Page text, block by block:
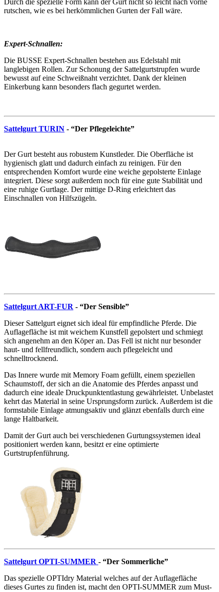
rutschen, wie es bei herkömmlichen Gurten der Fall wäre.
Expert-Schnallen:
Die BUSSE Expert-Schnallen bestehen aus Edelstahl mit
langlebigen Rollen. Zur Schonung der Sattelgurtstrupfen wurde
bewusst auf eine Schweißnaht verzichtet. Dank der kleinen
Einkerbung kann besonders flach gegurtet werden.
Sattelgurt TURIN - “Der Pflegeleichte”
Der Gurt besteht aus robustem Kunstleder. Die Oberfläche ist
hygienisch glatt und dadurch einfach zu reinigen. Für den
entsprechenden Komfort wurde eine weiche gepolsterte Einlage
integriert. Diese sorgt außerdem noch für eine gute Stabilität und
eine ruhige Gurtlage. Der mittige D-Ring erleichtert das
Einschnallen von Hilfszügeln.
Sattelgurt ART-FUR - “Der Sensible”
Dieser Sattelgurt eignet sich ideal für empfindliche Pferde. Die
Auflagefläche ist mit weichem Kunstfell gepolstert und schmiegt
sich angenehm an den Köper an. Das Fell ist nicht nur besonder
haut- und fellfreundlich, sondern auch pflegeleicht und
schnelltrocknend.
Das Innere wurde mit Memory Foam gefüllt, einem speziellen
Schaumstoff, der sich an die Anatomie des Pferdes anpasst und
dadurch eine ideale Druckpunktentlastung gewährleistet. Unbelastet
kehrt das Material in seine Ursprungsform zurück. Außerdem ist die
formstabile Einlage atmungsaktiv und glänzt ebenfalls durch eine
lange Haltbarkeit.
Damit der Gurt auch bei verschiedenen Gurtungssystemen ideal
positioniert werden kann, besitzt er eine optimierte
Gurtstrupfenführung.
Sattelgurt OPTI-SUMMER - “Der Sommerliche”
Das spezielle OPTIdry Material welches auf der Auflagefläche
dieses Gurtes zu finden ist, macht den OPTI-SUMMER zum Must-